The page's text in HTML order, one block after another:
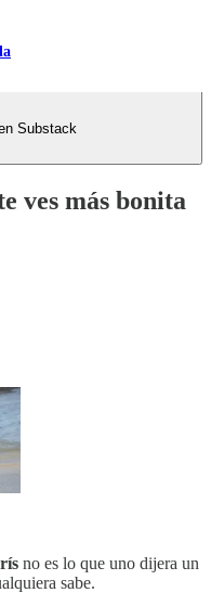
Substack
ves más bonita
no es lo que uno dijera un
sabe.